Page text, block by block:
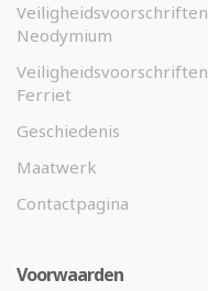
Veiligheidsvoorschriften
Neodymium
Veiligheidsvoorschriften
Ferriet
Geschiedenis
Maatwerk
Contactpagina
Voorwaarden